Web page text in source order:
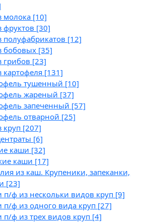
молока [10]
фруктов [30]
полуфабрикатов [12]
бобовых [35]
грибов [23]
картофеля [131]
тушенный [10]
жареный [37]
запеченный [57]
отварной [25]
круп [207]
[6]
каши [32]
каши [17]
из каш. Крупеники, запеканки,
[23]
п/ф из нескольки видов круп [9]
п/ф из одного вида круп [27]
п/ф из трех видов круп [4]